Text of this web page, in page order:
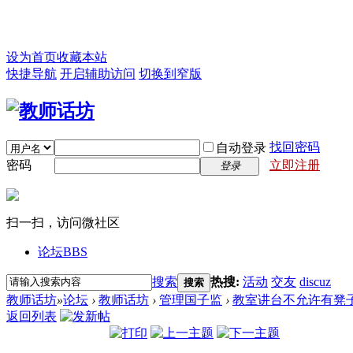
设为首页收藏本站
快捷导航 开启辅助访问 切换到窄版
自动登录 找回密码
密码
登录 立即注册
扫一扫，访问微社区
论坛BBS
搜索 搜索 热搜: 活动 交友 discuz
教师话坊»论坛 › 教师话坊 › 管理国子监 › 教室讲台不允许有凳
返回列表